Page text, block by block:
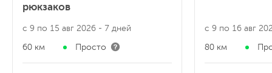
рюкзаков
с 9 по 15 авг 2026 - 7 дней
60 км Просто
с 9 по 16 авг
80 км